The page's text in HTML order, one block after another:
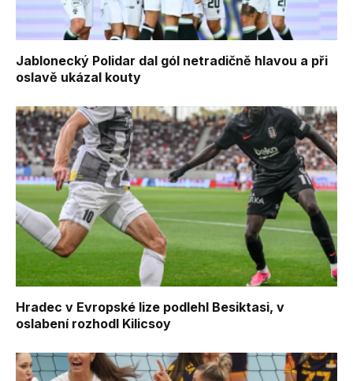
Jablonecký Polidar dal gól netradičně hlavou a při
oslavě ukázal kouty
Hradec v Evropské lize podlehl Besiktasi, v
oslabení rozhodl Kilicsoy